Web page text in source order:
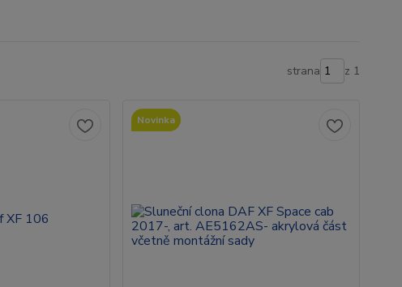
strana z 1
Novinka